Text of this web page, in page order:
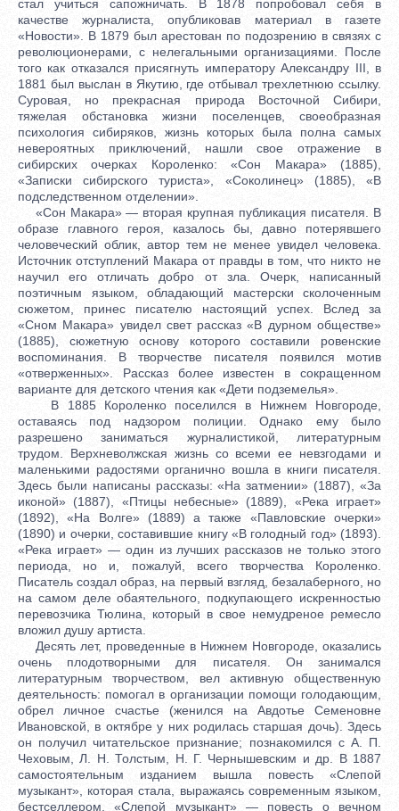
стал учиться сапожничать. В 1878 попробовал себя в
качестве журналиста, опубликовав материал в газете
«Новости». В 1879 был арестован по подозрению в связях с
революционерами, с нелегальными организациями. После
того как отказался присягнуть императору Александру III, в
1881 был выслан в Якутию, где отбывал трехлетнюю ссылку.
Суровая, но прекрасная природа Восточной Сибири,
тяжелая обстановка жизни поселенцев, своеобразная
психология сибиряков, жизнь которых была полна самых
невероятных приключений, нашли свое отражение в
сибирских очерках Короленко: «Сон Макара» (1885),
«Записки сибирского туриста», «Соколинец» (1885), «В
подследственном отделении».
«Сон Макара» — вторая крупная публикация писателя. В
образе главного героя, казалось бы, давно потерявшего
человеческий облик, автор тем не менее увидел человека.
Источник отступлений Макара от правды в том, что никто не
научил его отличать добро от зла. Очерк, написанный
поэтичным языком, обладающий мастерски сколоченным
сюжетом, принес писателю настоящий успех. Вслед за
«Сном Макара» увидел свет рассказ «В дурном обществе»
(1885), сюжетную основу которого составили ровенские
воспоминания. В творчестве писателя появился мотив
«отверженных». Рассказ более известен в сокращенном
варианте для детского чтения как «Дети подземелья».
В 1885 Короленко поселился в Нижнем Новгороде,
оставаясь под надзором полиции. Однако ему было
разрешено заниматься журналистикой, литературным
трудом. Верхневолжская жизнь со всеми ее невзгодами и
маленькими радостями органично вошла в книги писателя.
Здесь были написаны рассказы: «На затмении» (1887), «За
иконой» (1887), «Птицы небесные» (1889), «Река играет»
(1892), «На Волге» (1889) а также «Павловские очерки»
(1890) и очерки, составившие книгу «В голодный год» (1893).
«Река играет» — один из лучших рассказов не только этого
периода, но и, пожалуй, всего творчества Короленко.
Писатель создал образ, на первый взгляд, безалаберного, но
на самом деле обаятельного, подкупающего искренностью
перевозчика Тюлина, который в свое немудреное ремесло
вложил душу артиста.
Десять лет, проведенные в Нижнем Новгороде, оказались
очень плодотворными для писателя. Он занимался
литературным творчеством, вел активную общественную
деятельность: помогал в организации помощи голодающим,
обрел личное счастье (женился на Авдотье Семеновне
Ивановской, в октябре у них родилась старшая дочь). Здесь
он получил читательское признание; познакомился с А. П.
Чеховым, Л. Н. Толстым, Н. Г. Чернышевским и др. В 1887
самостоятельным изданием вышла повесть «Слепой
музыкант», которая стала, выражаясь современным языком,
бестселлером. «Слепой музыкант» — повесть о вечном